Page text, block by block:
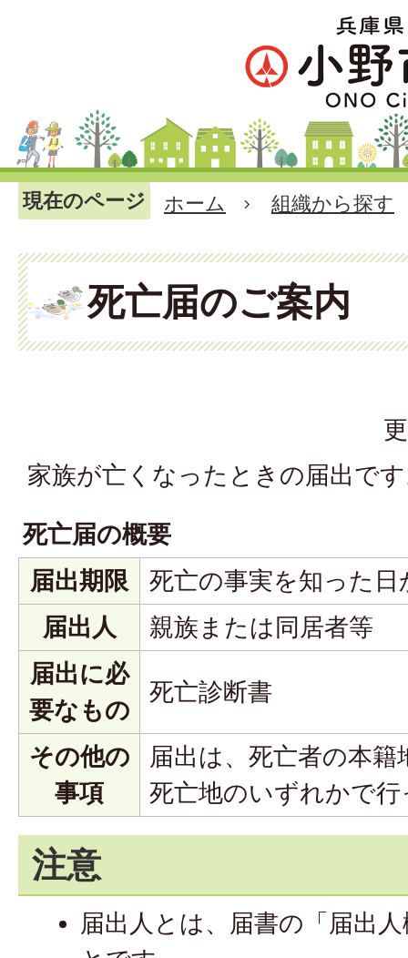
現在のページ ホーム 組織から探す
死亡届のご案内
家族が亡くなったときの届出で
死亡届の概要
届出期限
死亡の事実を知った日
届出人
親族または同居者等
届出に必
要なもの
死亡診断書
その他の
事項
届出は、死亡者の本
死亡地のいずれかで
注意
届出人とは、届書の「届出